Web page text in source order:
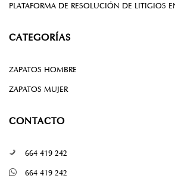
PLATAFORMA DE RESOLUCIÓN DE LITIGIOS
CATEGORÍAS
ZAPATOS HOMBRE
ZAPATOS MUJER
CONTACTO
664 419 242
664 419 242